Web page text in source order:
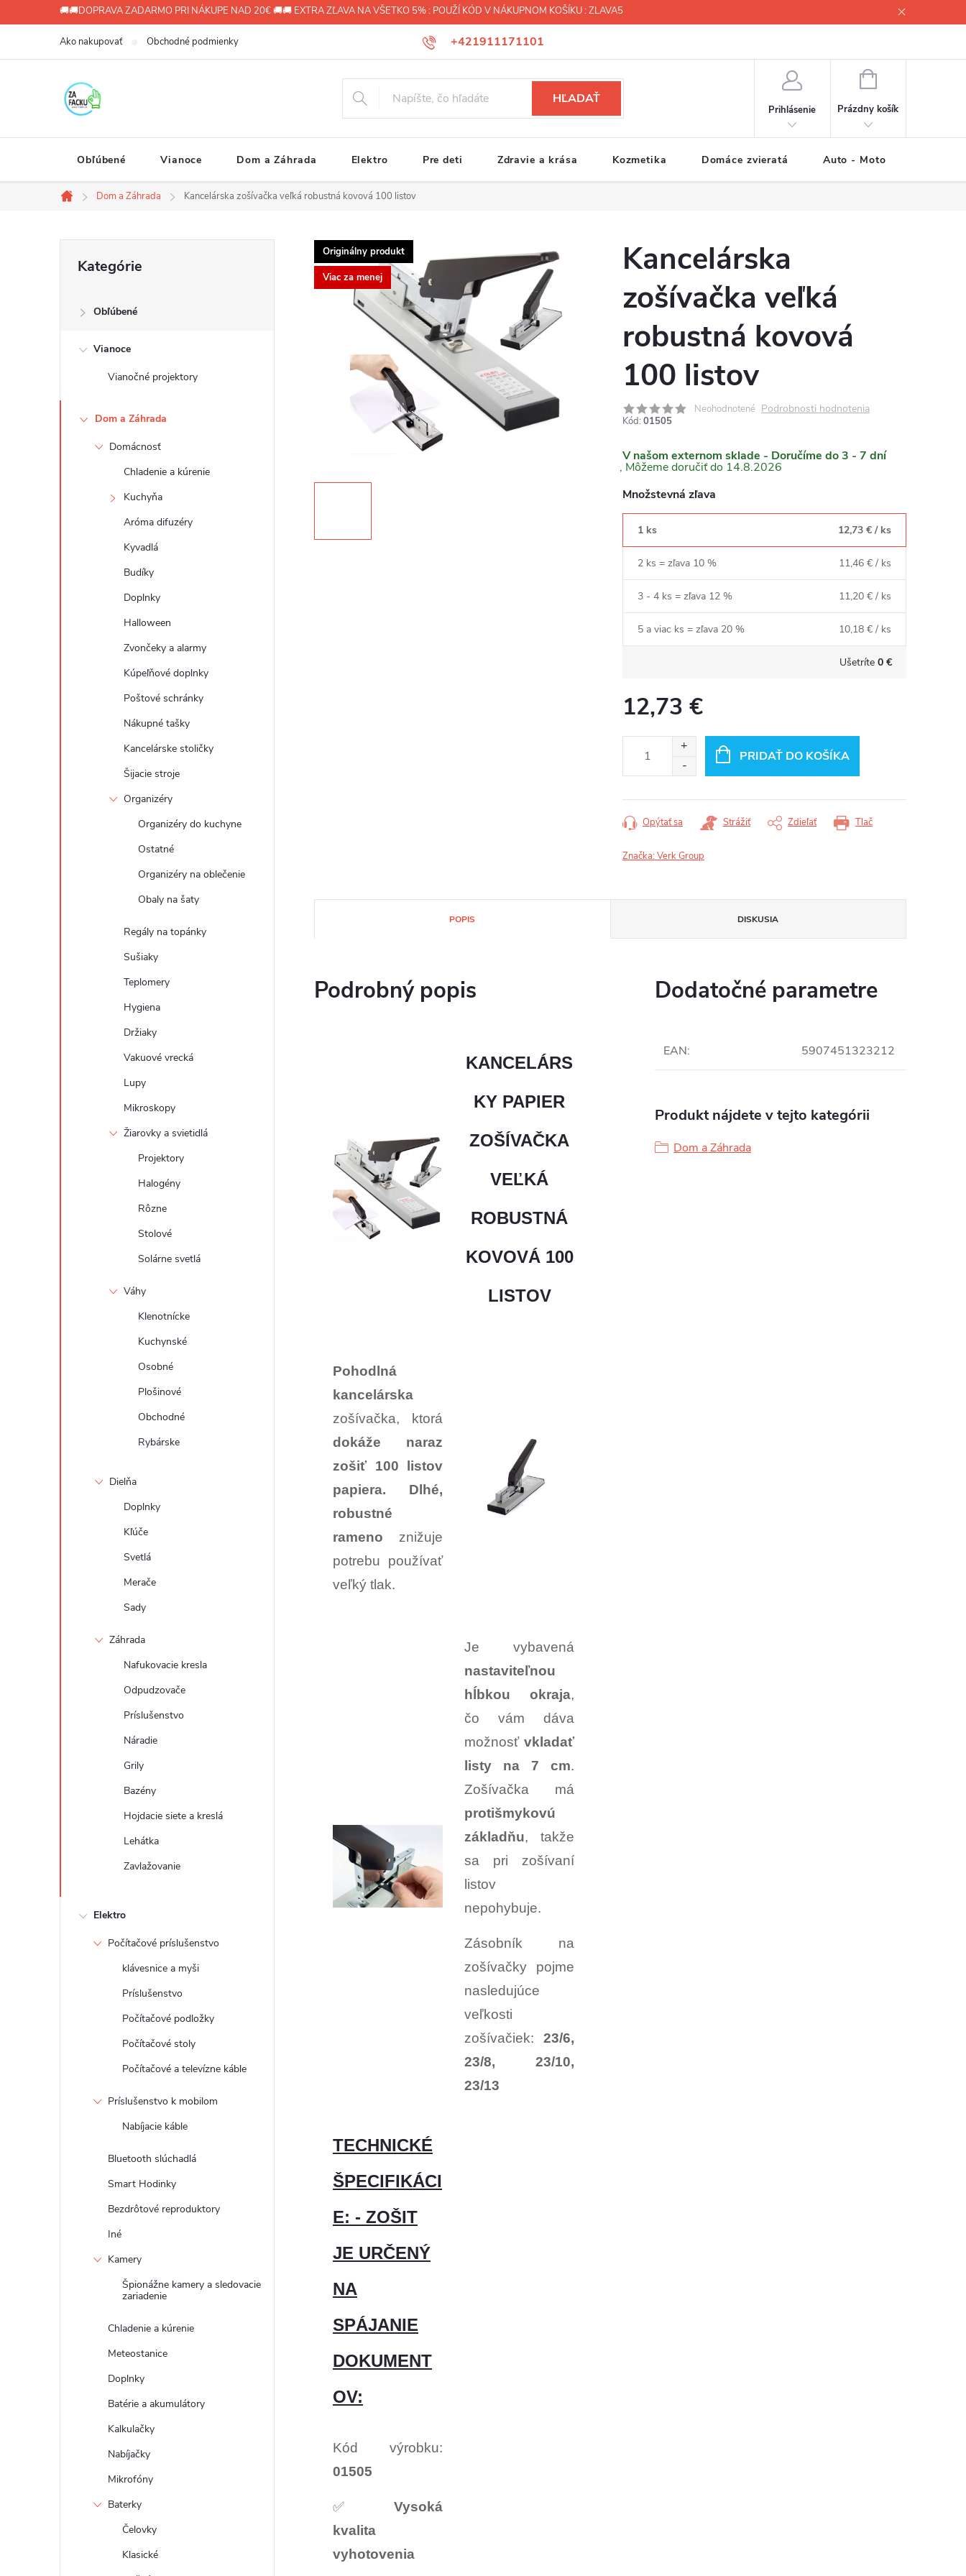
na
🚚🚚DOPRAVA ZADARMO PRI NÁKUPE NAD 20€ 🚚🚚 EXTRA ZĽAVA NA VŠETKO 5% : POUŽÍ KÓD V NÁKUPNOM KOŠÍKU : ZLAVA5
+421911171101
Ako nakupovať Obchodné podmienky
HĽADAŤ
Prihlásenie
NÁKUPNÝ
Prázdny košík
Obľúbené Vianoce Dom a Záhrada Elektro Pre deti Zdravie a krása Kozmetika Domáce zvieratá Auto - Moto
Domov
Dom a Záhrada Kancelárska zošívačka veľká robustná kovová 100 listov
ý
kategórie
Kategórie
Obľúbené
Vianoce
Vianočné projektory
Dom a Záhrada
Domácnosť
Chladenie a kúrenie
Kuchyňa
Aróma difuzéry
Kyvadlá
Budíky
Doplnky
Halloween
Zvončeky a alarmy
Kúpeľňové doplnky
Poštové schránky
Nákupné tašky
Kancelárske stoličky
Šijacie stroje
Organizéry
Organizéry do kuchyne
Ostatné
Organizéry na oblečenie
Obaly na šaty
Regály na topánky
Sušiaky
Teplomery
Hygiena
Držiaky
Vakuové vrecká
Lupy
Mikroskopy
Žiarovky a svietidlá
Projektory
Halogény
Rôzne
Stolové
Solárne svetlá
Váhy
Klenotnícke
Kuchynské
Osobné
Plošinové
Obchodné
Rybárske
Dielňa
Doplnky
Kľúče
Svetlá
Merače
Sady
Záhrada
Nafukovacie kresla
Odpudzovače
Príslušenstvo
Náradie
Grily
Bazény
Hojdacie siete a kreslá
Lehátka
Zavlažovanie
Elektro
Počítačové príslušenstvo
klávesnice a myši
Príslušenstvo
Počítačové podložky
Počítačové stoly
Počítačové a televízne káble
Príslušenstvo k mobilom
Nabíjacie káble
Bluetooth slúchadlá
Smart Hodinky
Bezdrôtové reproduktory
Iné
Kamery
Špionážne kamery a sledovacie
zariadenie
Chladenie a kúrenie
Meteostanice
Doplnky
Batérie a akumulátory
Kalkulačky
Nabíjačky
Mikrofóny
Baterky
Čelovky
Klasické
Originálny produkt
Viac za menej
Kancelárska
zošívačka veľká
robustná kovová
100 listov
Neohodnotené Podrobnosti hodnotenia
Kód: 01505
V našom externom sklade - Doručíme do 3 - 7 dní
14.8.2026
Množstevná zľava
1 ks 12,73 € / ks
2 ks = zľava 10 % 11,46 € / ks
3 - 4 ks = zľava 12 % 11,20 € / ks
5 a viac ks = zľava 20 % 10,18 € / ks
Ušetríte 0 €
12,73 €
PRIDAŤ DO KOŠÍKA
Tlač
Opýtať sa Strážiť Zdieľať
Značka:Verk Group
POPIS DISKUSIA
Podrobný popis
KANCELÁRS
KY PAPIER
ZOŠÍVAČKA
VEĽKÁ
ROBUSTNÁ
KOVOVÁ 100
LISTOV
Pohodlná
kancelárska
zošívačka, ktorá
dokáže naraz
zošiť 100 listov
papiera.
Dlhé,
robustné
rameno znižuje
potrebu používať
veľký tlak.
Je vybavená
nastaviteľnou
hĺbkou okraja,
čo vám dáva
možnosť vkladať
listy na 7 cm.
Zošívačka má
protišmykovú
základňu, takže
sa pri zošívaní
listov
nepohybuje.
Zásobník na
zošívačky pojme
nasledujúce
veľkosti
zošívačiek: 23/6,
23/8, 23/10,
23/13
TECHNICKÉ
ŠPECIFIKÁCI
E: - ZOŠIT
JE URČENÝ
NA
SPÁJANIE
DOKUMENT
OV:
Kód výrobku:
01505
✅ Vysoká
kvalita
vyhotovenia
Dodatočné parametre
EAN: 5907451323212
Produkt nájdete v tejto kategórii
Dom a Záhrada